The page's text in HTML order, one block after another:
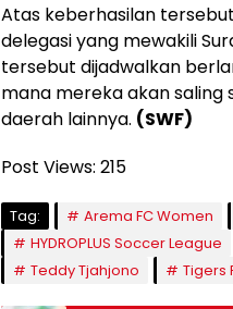
Atas keberhasilan
delegasi yang mewakili
tersebut dijadwalkan
mana mereka akan
daerah lainnya. (SWF)
Post Views: 215
Tag: Arema FC Women
HYDROPLUS Soccer League
Teddy Tjahjono
Tigers